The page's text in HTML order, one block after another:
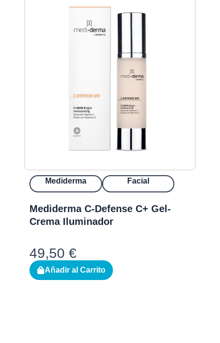
Mediderma Facial
Mediderma C-Defense C+ Gel-
Crema Iluminador
49,50 €
Añadir al Carrito